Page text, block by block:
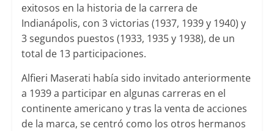
exitosos en la historia de la carrera de
Indianápolis, con 3 victorias (1937, 1939 y 1940) y
3 segundos puestos (1933, 1935 y 1938), de un
total de 13 participaciones.
Alfieri Maserati había sido invitado anteriormente
a 1939 a participar en algunas carreras en el
continente americano y tras la venta de acciones
de la marca, se centró como los otros hermanos